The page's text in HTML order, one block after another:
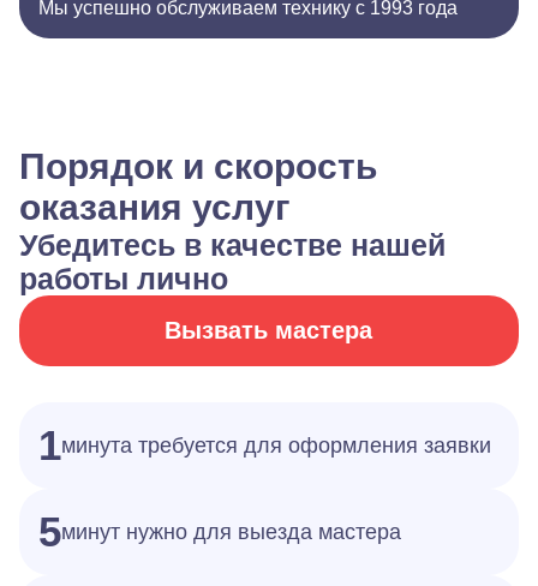
Мы успешно обслуживаем технику с 1993 года
Порядок и скорость
оказания услуг
Убедитесь в качестве нашей
работы лично
Вызвать мастера
1минута требуется для оформления заявки
5минут нужно для выезда мастера